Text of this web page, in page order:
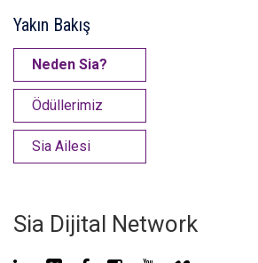
Yakın Bakış
Neden Sia?
Ödüllerimiz
Sia Ailesi
Sia Dijital Network